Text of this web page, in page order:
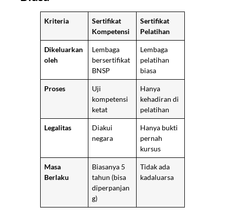
Kriteria
Sertifikat
Kompetensi
Sertifikat
Pelatihan
Dikeluarkan
oleh
Lembaga
bersertifikat
BNSP
Lembaga
pelatihan
biasa
Proses
Uji
kompetensi
ketat
Hanya
kehadiran di
pelatihan
Legalitas
Diakui
negara
Hanya bukti
pernah
kursus
Masa
Berlaku
Biasanya 5
tahun (bisa
diperpanjan
g)
Tidak ada
kadaluarsa